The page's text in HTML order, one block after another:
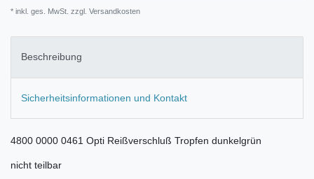
* inkl. ges. MwSt. zzgl. Versandkosten
Beschreibung
Sicherheitsinformationen und Kontakt
4800 0000 0461 Opti Reißverschluß Tropfen dunkelgrün
nicht teilbar